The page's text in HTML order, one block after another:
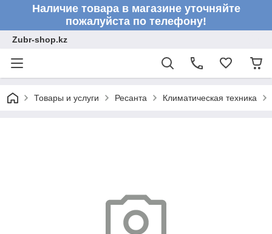
Наличие товара в магазине уточняйте
пожалуйста по телефону!
Zubr-shop.kz
Товары и услуги Ресанта Климатическая техника